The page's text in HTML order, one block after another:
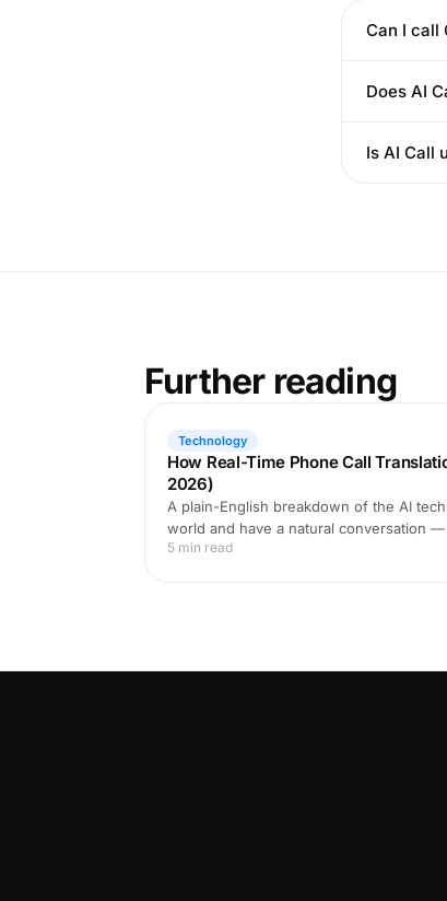
Can I call
Does AI
Is AI Call
Further reading
Technology
How Real-Time Phone Call
2026)
A plain-English breakdown of the AI
world and have a natural conversation
5 min read